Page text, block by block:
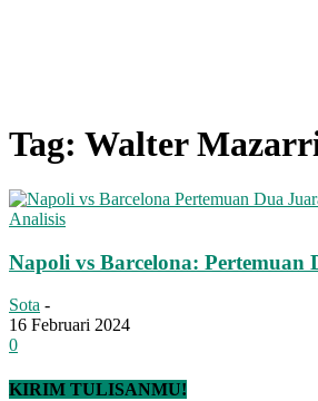
Tag: Walter
Analisis
Napoli vs Barcelona: Pertemuan
Sota -
16 Februari 2024
0
KIRIM TULISANMU!